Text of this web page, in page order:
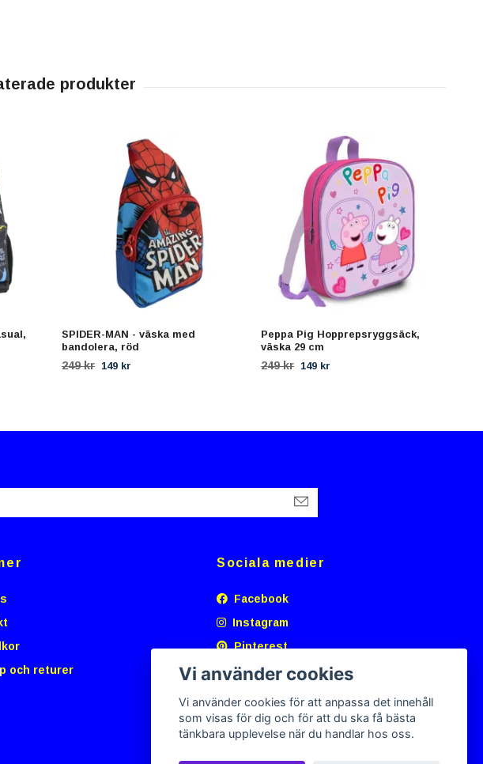
SPIDER-MAN - väska med
bandolera, röd
249 kr 149 kr
Peppa Pig Hopprepsryggsäck,
väska 29 cm
249 kr 149 kr
och returer
Sociala medier
Facebook
Instagram
Pinterest
Vi använder cookies
Vi använder cookies för att anpassa det innehåll
som visas för dig och för att du ska få bästa
tänkbara upplevelse när du handlar hos oss.